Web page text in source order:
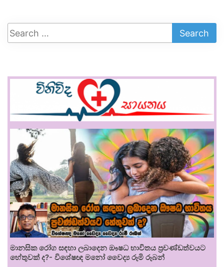
මානසික රෝග සඳහා ලබාදෙන ඖෂධ භාවිතය ප්‍රචණ්ඩත්වයට
හේතුවක් ද?- විශේෂඥ මනෝ වෛද්‍ය රූමි රූබන්